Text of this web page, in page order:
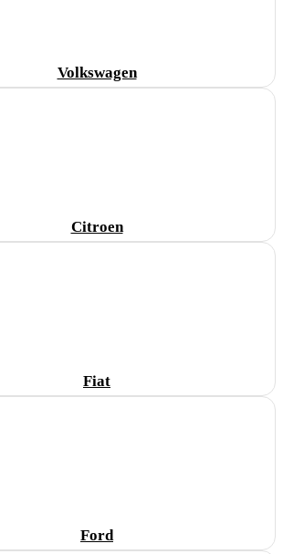
Volkswagen
Citroen
Fiat
Ford